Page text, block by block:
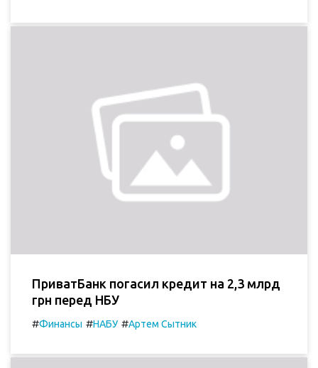
ПриватБанк погасил кредит на 2,3 млрд
грн перед НБУ
#Финансы #НАБУ #Артем Сытник